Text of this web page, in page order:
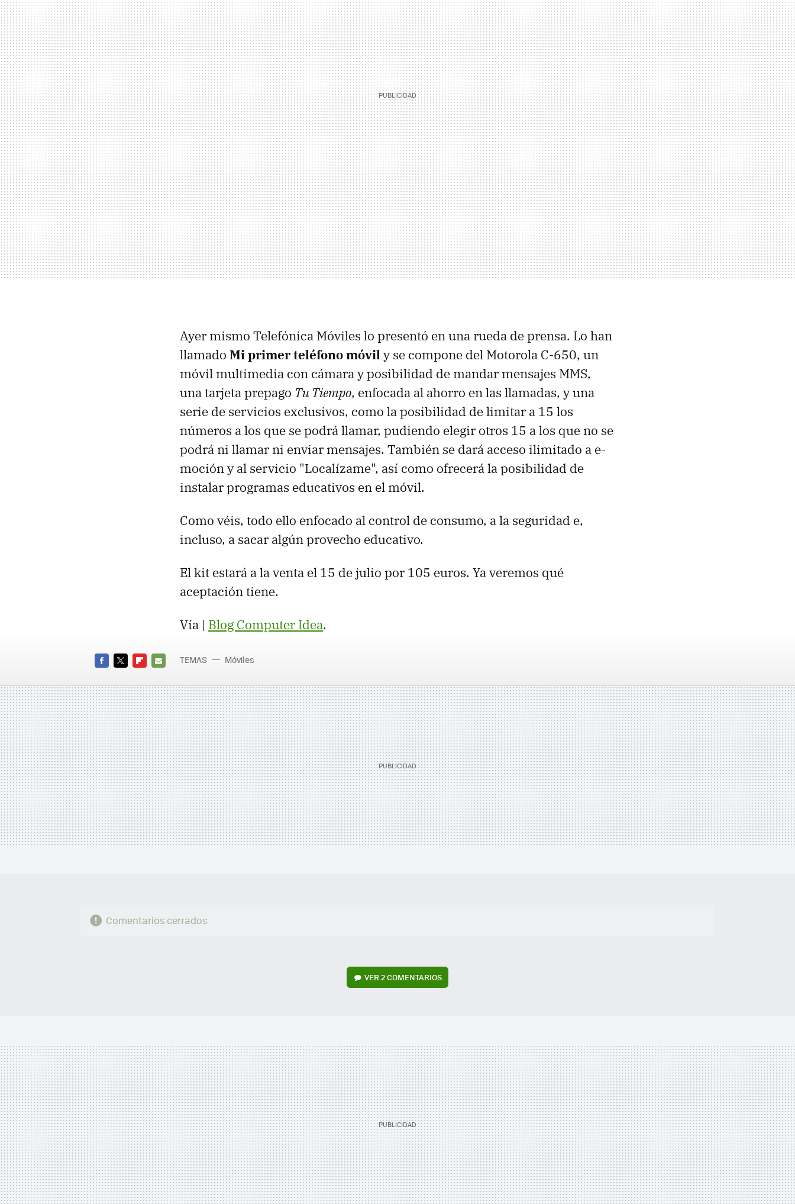
Ayer mismo Telefónica Móviles lo presentó en una rueda de prensa. Lo han
llamado Mi primer teléfono móvily se compone del Motorola C-650, un
móvil multimedia con cámara y posibilidad de mandar mensajes MMS,
una tarjeta prepago Tu Tiempo, enfocada al ahorro en las llamadas, y una
serie de servicios exclusivos, como la posibilidad de limitar a 15 los
números a los que se podrá llamar, pudiendo elegir otros 15 a los que no se
podrá ni llamar ni enviar mensajes. También se dará acceso ilimitado a e-
moción y al servicio "Localízame", así como ofrecerá la posibilidad de
instalar programas educativos en el móvil.
Como véis, todo ello enfocado al control de consumo, a la seguridad e,
incluso, a sacar algún provecho educativo.
El kit estará a la venta el 15 de julio por 105 euros. Ya veremos qué
aceptación tiene.
Vía | Blog Computer Idea.
MAIL
TEMAS Móviles
Comentarios cerrados
VER2 COMENTARIOS